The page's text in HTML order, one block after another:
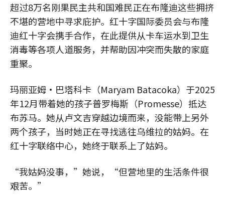
超过8万名刚果民主共和国难民正在布隆迪这些拥挤
不堪的营地中寻求庇护。红十字国际委员会与布隆
迪红十字会携手合作，在此提供从卡车运水到卫生
消毒等各项人道服务，并帮助因冲突而失散的家庭
重聚。
玛丽亚姆·巴塔科卡（Maryam Batacoka）于2025
年12月带着她的孩子普罗梅斯（Promesse）抵达
布苏马。她从卢文吉穿越边境而来，没能带上另外
两个孩子，当时她正在寻找逃往乌维拉的姑妈。在
红十字联络中心，她终于联系上了姑妈。
“我姑妈没事，”她说，“但营地里的生活条件很
艰苦。”